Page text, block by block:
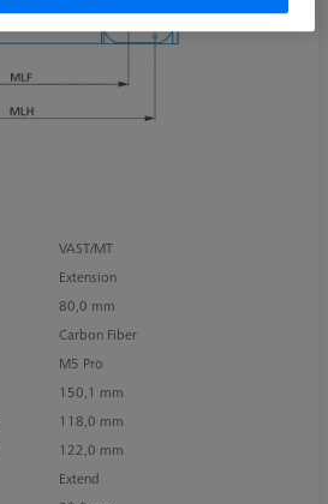
VAST/MT
Extension
80,0 mm
Carbon Fiber
M5 Pro
150,1 mm
118,0 mm
122,0 mm
Extend